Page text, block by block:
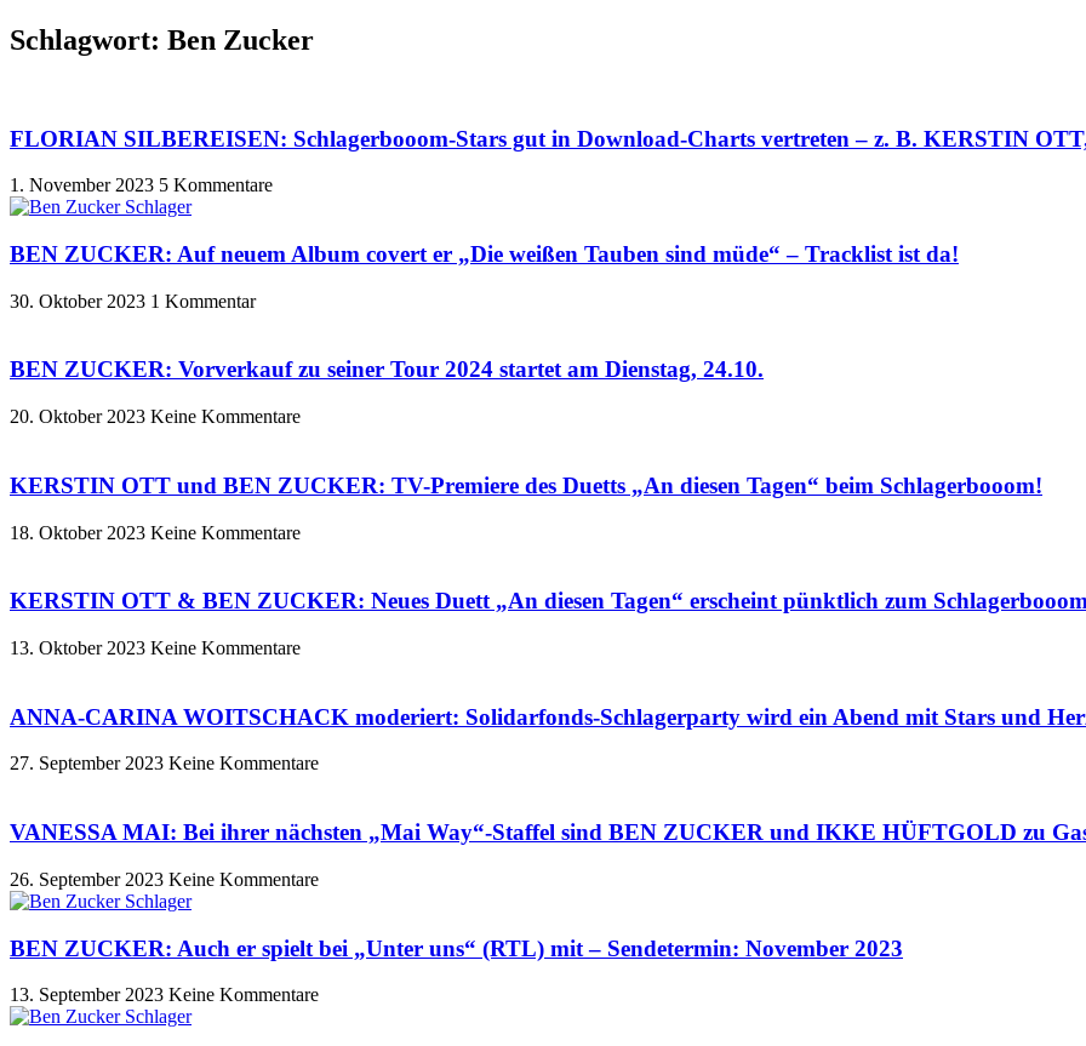
Schlagwort: Ben Zucker
FLORIAN SILBEREISEN: Schlagerbooom-Stars gut in Download-Charts vertreten – z. B. KERSTIN
1. November 2023 5 Kommentare
BEN ZUCKER: Auf neuem Album covert er „Die weißen Tauben sind müde“ – Tracklist ist da!
30. Oktober 2023 1 Kommentar
BEN ZUCKER: Vorverkauf zu seiner Tour 2024 startet am Dienstag, 24.10.
20. Oktober 2023 Keine Kommentare
KERSTIN OTT und BEN ZUCKER: TV-Premiere des Duetts „An diesen Tagen“ beim Schlagerbooom!
18. Oktober 2023 Keine Kommentare
KERSTIN OTT & BEN ZUCKER: Neues Duett „An diesen Tagen“ erscheint pünktlich zum
13. Oktober 2023 Keine Kommentare
ANNA-CARINA WOITSCHACK moderiert: Solidarfonds-Schlagerparty wird ein Abend mit Stars und
27. September 2023 Keine Kommentare
VANESSA MAI: Bei ihrer nächsten „Mai Way“-Staffel sind BEN ZUCKER und IKKE HÜFTGOLD zu
26. September 2023 Keine Kommentare
BEN ZUCKER: Auch er spielt bei „Unter uns“ (RTL) mit – Sendetermin: November 2023
13. September 2023 Keine Kommentare